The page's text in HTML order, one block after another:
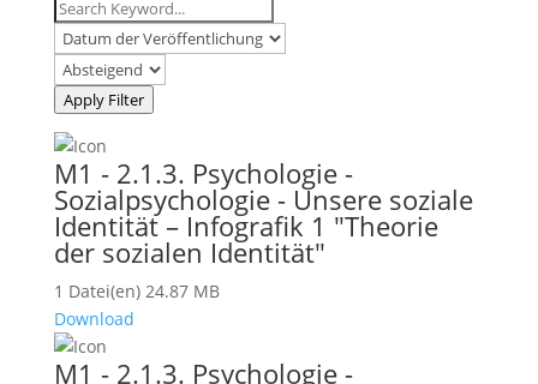
Apply Filter
M1 - 2.1.3. Psychologie -
Sozialpsychologie - Unsere soziale
Identität – Infografik 1 "Theorie
der sozialen Identität"
1 Datei(en) 24.87 MB
Download
M1 - 2.1.3. Psychologie -